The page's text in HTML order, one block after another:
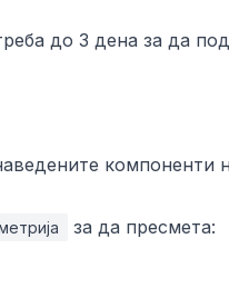
до 3 дена за да
компоненти
за да пресмета: